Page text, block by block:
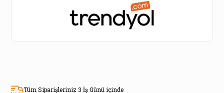
Tüm Siparişleriniz 3 İş Günü içinde